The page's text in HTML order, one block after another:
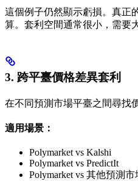
（回
报
這個例子仍然顯示虧損。真正
算。套利空間通常很小，需要
3. 跨平臺價格差異套利
在不同預測市場平臺之間尋找
適用場景：
Polymarket vs Kalshi
Polymarket vs PredictIt
Polymarket vs 其他預測市